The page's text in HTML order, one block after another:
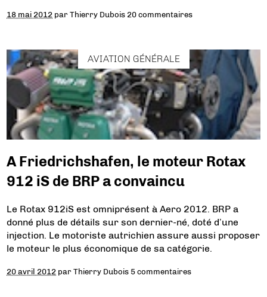
18 mai 2012 parThierry Dubois 20 commentaires
AVIATION GÉNÉRALE
A Friedrichshafen, le moteur Rotax
912 iS de BRP a convaincu
Le Rotax 912iS est omniprésent à Aero 2012. BRP a
donné plus de détails sur son dernier-né, doté d’une
injection. Le motoriste autrichien assure aussi proposer
le moteur le plus économique de sa catégorie.
20 avril 2012 parThierry Dubois 5 commentaires